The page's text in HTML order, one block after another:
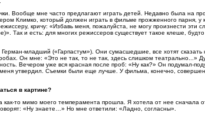
Вообще мне часто предлагают играть детей. Недавно была на
Климко, который должен играть в фильме прожженного парня, у
кричу: «Избавь меня, пожалуйста, не могу произнести эти
Так и есть: для многих режиссеров существует такое клеше,
младший («Гарпастум»). Они сумасшедшие, все хотят сказать
Он мне: «Это не так, то не так, здесь слишком театрально...»
Вечером уже вся красная после проб: «Ну как?» Он подумал-
утвердил. Съемки были еще лучше. У фильма, конечно,
в картине?
то мимо моего темперамента прошла. Я хотела от нее сначала
«Ну знаете…» Но мне ответили: «Ладно, согласны».